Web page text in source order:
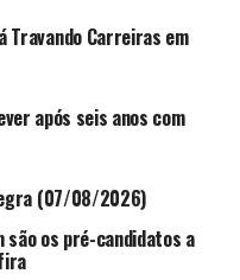
a suspensão das
(SRRF07) com vista
trabalho e atividades da
para a Alfândega da
do Rio de Janeiro –
o comércio exterior
web Ales,
de imprensa e
Mazelli
Travando Carreiras em
após seis anos com
(07/08/2026)
são os pré-candidatos a